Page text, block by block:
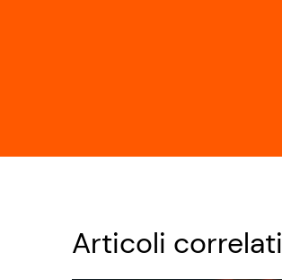
Articoli correlati